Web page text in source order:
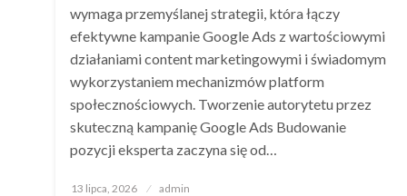
wymaga przemyślanej strategii, która łączy
efektywne kampanie Google Ads z wartościowymi
działaniami content marketingowymi i świadomym
wykorzystaniem mechanizmów platform
społecznościowych. Tworzenie autorytetu przez
skuteczną kampanię Google Ads Budowanie
pozycji eksperta zaczyna się od…
Opublikowane
13 lipca, 2026 admin